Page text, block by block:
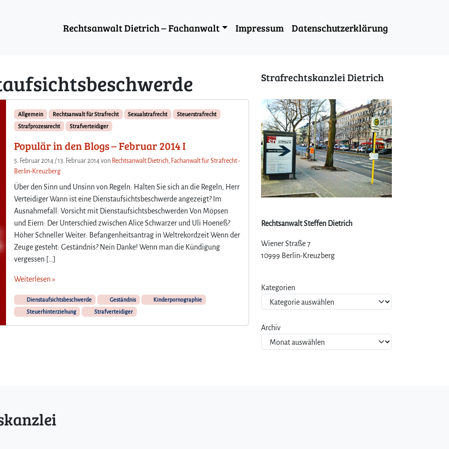
Rechtsanwalt Dietrich – Fachanwalt Impressum Datenschutzerklärung
Allgemein Rechtsanwalt für Strafrecht Sexualstrafrecht
Steuerstrafrecht
Strafprozessrecht
Strafverteidiger
Populär in den Blogs – Februar 2014 I
5. Februar 2014 /13. Februar 2014von Rechtsanwalt Dietrich, Fachanwalt für Strafrecht -
Berlin-Kreuzberg
Über den Sinn und Unsinn von Regeln: Halten Sie sich an die Regeln, Herr
Verteidiger Wann ist eine Dienstaufsichtsbeschwerde angezeigt? Im
Ausnahmefall: Vorsicht mit Dienstaufsichtsbeschwerden Von Möpsen
und Eiern: Der Unterschied zwischen Alice Schwarzer und Uli Hoeneß?
Höher Schneller Weiter: Befangenheitsantrag in Weltrekordzeit Wenn der
Zeuge gesteht: Geständnis? Nein Danke! Wenn man die Kündigung
vergessen […]
Weiterlesen »
Dienstaufsichtsbeschwerde Geständnis
Kinderpornographie
Steuerhinterziehung
Strafverteidiger
Strafrechtskanzlei Dietrich
Rechtsanwalt Steffen Dietrich
Wiener Straße 7
10999 Berlin-Kreuzberg
Kategorien
Archiv